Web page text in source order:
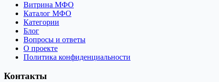
Витрина МФО
Каталог МФО
Категории
Блог
Вопросы и ответы
О проекте
Политика конфиденциальности
Контакты